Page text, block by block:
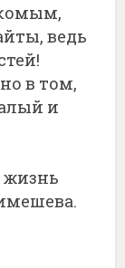
ведь
в том,
и
жизнь